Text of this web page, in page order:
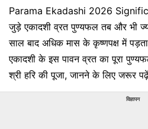
Parama Ekadashi 2026
जुड़े एकादशी व्रत पुण्यफल तब और भी
साल बाद अधिक मास के कृष्णपक्ष में
एकादशी के इस पावन व्रत का पूरा
श्री हरि की पूजा, जानने के लिए जरूर
विज्ञापन